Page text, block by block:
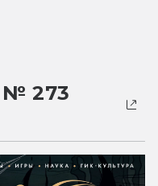
№ 273